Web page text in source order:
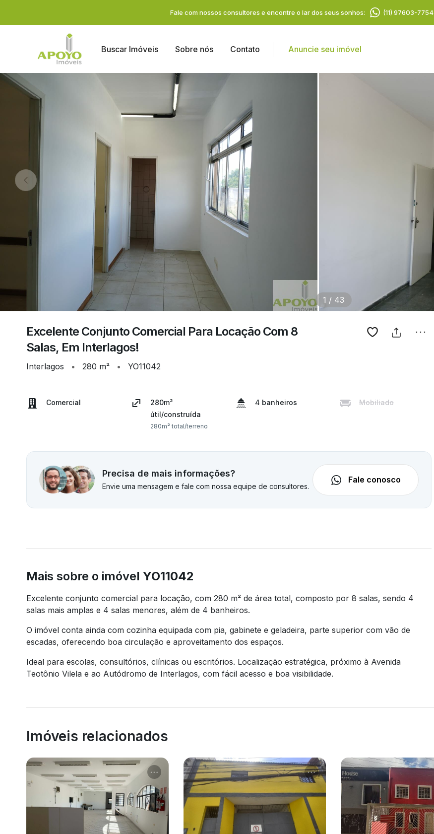
Fale com nossos consultores e encontre o lar dos seus sonhos: (11) 97603-7754
Buscar Imóveis Sobre nós Contato Anuncie seu imóvel
1 / 43
Excelente Conjunto Comercial Para Locação Com 8
Salas, Em Interlagos!
Interlagos • 280 m² • YO11042
Comercial
280m²
útil/construída
280m² total/terreno
4 banheiros Mobiliado
Precisa de mais informações?
Envie uma mensagem e fale com nossa equipe de consultores.
Fale conosco
Mais sobre o imóvel YO11042
Excelente conjunto comercial para locação, com 280 m² de área total, composto por 8 salas, sendo 4
salas mais amplas e 4 salas menores, além de 4 banheiros.
O imóvel conta ainda com cozinha equipada com pia, gabinete e geladeira, parte superior com vão de
escadas, oferecendo boa circulação e aproveitamento dos espaços.
Ideal para escolas, consultórios, clínicas ou escritórios. Localização estratégica, próximo à Avenida
Teotônio Vilela e ao Autódromo de Interlagos, com fácil acesso e boa visibilidade.
Imóveis relacionados